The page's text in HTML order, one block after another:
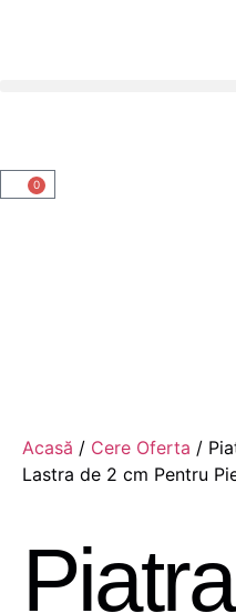
0
Acasă / Cere Oferta /
Lastra de 2 cm Pentru